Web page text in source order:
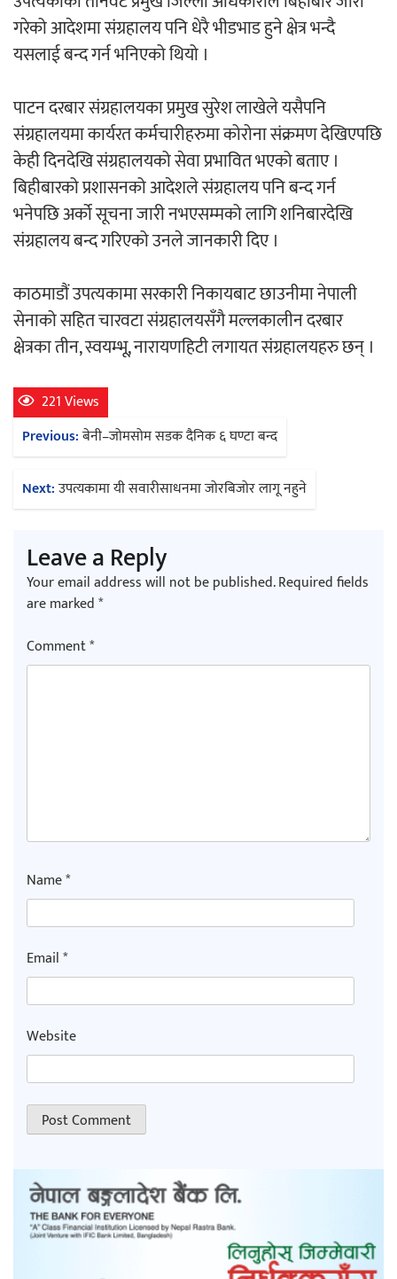
चलचित्र ‘माया भनेकै यस्तो होला’को शीर्ष गीत
सार्वजनिक
काठमाडौं युथ कन्क्लेभ २०२६ भव्यताका साथ
सम्पन्न
गरेको आदेशमा संग्रहालय पनि धेरै भीडभाड हुने क्षेत्र भन्दै
यसलाई बन्द गर्न भनिएको थियो ।
पाटन दरबार संग्रहालयका प्रमुख सुरेश लाखेले यसैपनि
संग्रहालयमा कार्यरत कर्मचारीहरुमा कोरोना संक्रमण देखिएपछि
केही दिनदेखि संग्रहालयको सेवा प्रभावित भएको बताए ।
बिहीबारको प्रशासनको आदेशले संग्रहालय पनि बन्द गर्न
भनेपछि अर्को सूचना जारी नभएसम्मको लागि शनिबारदेखि
संग्रहालय बन्द गरिएको उनले जानकारी दिए ।
काठमाडौं उपत्यकामा सरकारी निकायबाट छाउनीमा नेपाली
सेनाको सहित चारवटा संग्रहालयसँगै मल्लकालीन दरबार
क्षेत्रका तीन, स्वयम्भू, नारायणहिटी लगायत संग्रहालयहरु छन् ।
221 Views
Post
navigation
Previous:बेनी–जोमसोम सडक दैनिक ६ घण्टा बन्द
Next:उपत्यकामा यी सवारीसाधनमा जोरबिजोर लागू नहुने
Leave a Reply
Your email address will not be published.Required fields
are marked*
Comment*
Name*
Email*
Website